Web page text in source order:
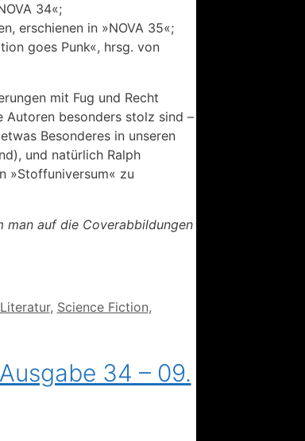
34«;
erschienen in »NOVA 35«;
goes Punk«, hrsg. von
mit Fug und Recht
Autoren besonders stolz sind –
Besonderes in unseren
und natürlich Ralph
»Stoffuniversum« zu
man auf die Coverabbildungen
, Science Fiction,
34 – 09.